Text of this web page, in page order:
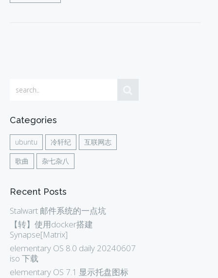
Categories
ubuntu 冷轩纪 互联网志
歌曲 杂七杂八
Recent Posts
Stalwart 邮件系统的一点坑
【转】使用docker搭建
Synapse[Matrix]
elementary OS 8.0 daily 20240607
iso 下载
elementary OS 7.1 显示托盘图标